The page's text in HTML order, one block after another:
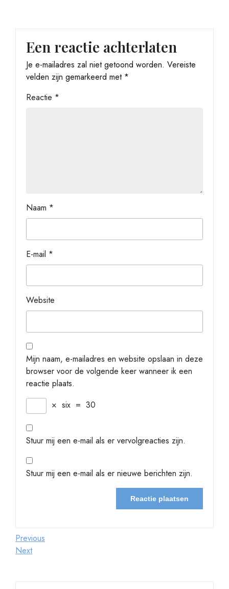
Een reactie achterlaten
Je e-mailadres zal niet getoond worden. Vereiste
velden zijn gemarkeerd met *
Reactie *
Naam *
E-mail *
Website
Mijn naam, e-mailadres en website opslaan in deze
browser voor de volgende keer wanneer ik een
reactie plaats.
× six = 30
Stuur mij een e-mail als er vervolgreacties zijn.
Stuur mij een e-mail als er nieuwe berichten zijn.
Berichtnavigatie
Previous
Post
Previous
Next
Next